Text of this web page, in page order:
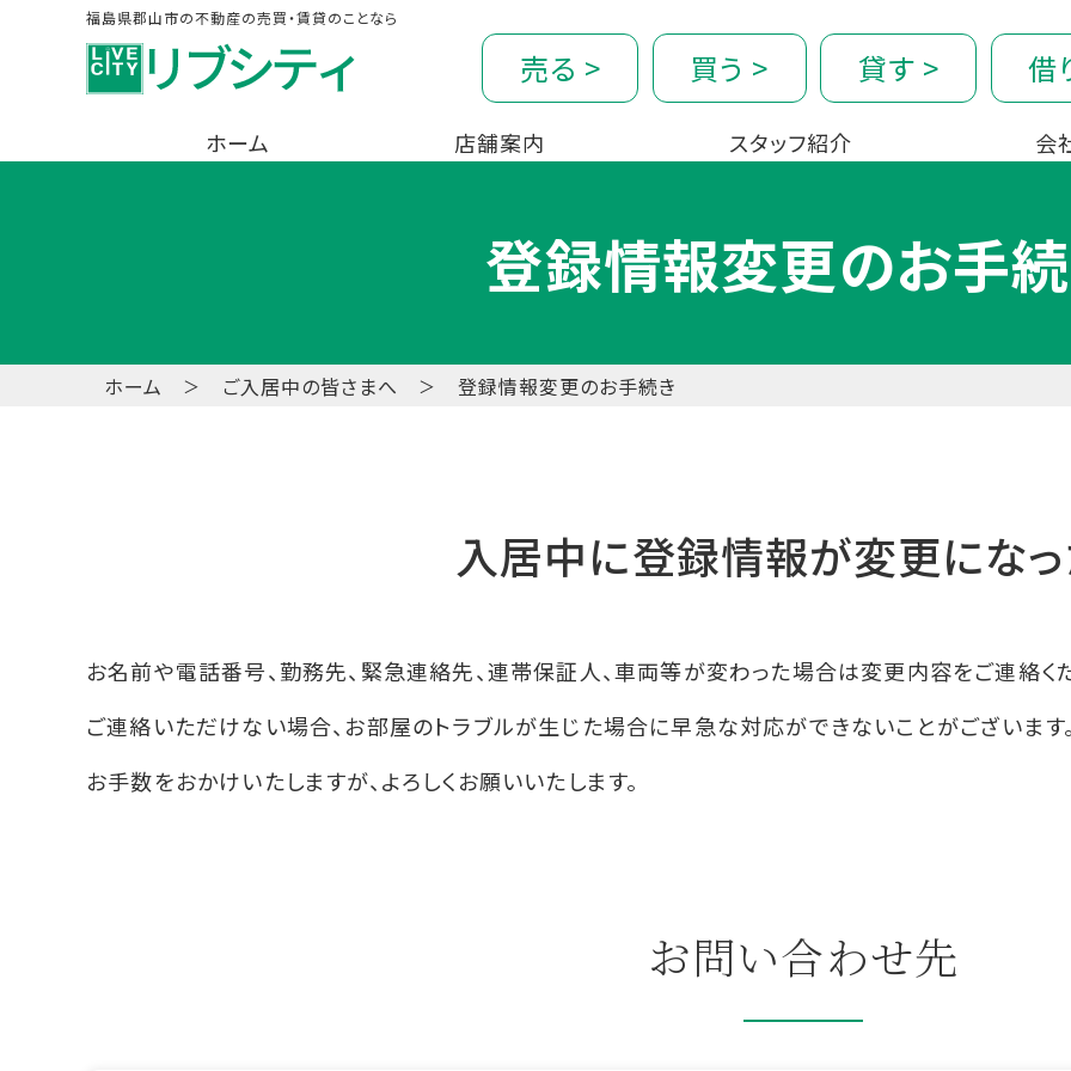
福島県郡山市の不動産の売買・賃貸のことなら
売る > 買う > 貸す > 借
ホーム 店舗案内 スタッフ紹介 会
登録情報変更のお手
ホーム ご入居中の皆さまへ 登録情報変更のお手続き
入居中に登録情報が変更にな
お名前や電話番号、勤務先、緊急連絡先、連帯保証人、車両等が変わった場合は変更内容をご連絡く
ご連絡いただけない場合、お部屋のトラブルが生じた場合に早急な対応ができないことがございます。
お手数をおかけいたしますが、よろしくお願いいたします。
お問い合わせ先